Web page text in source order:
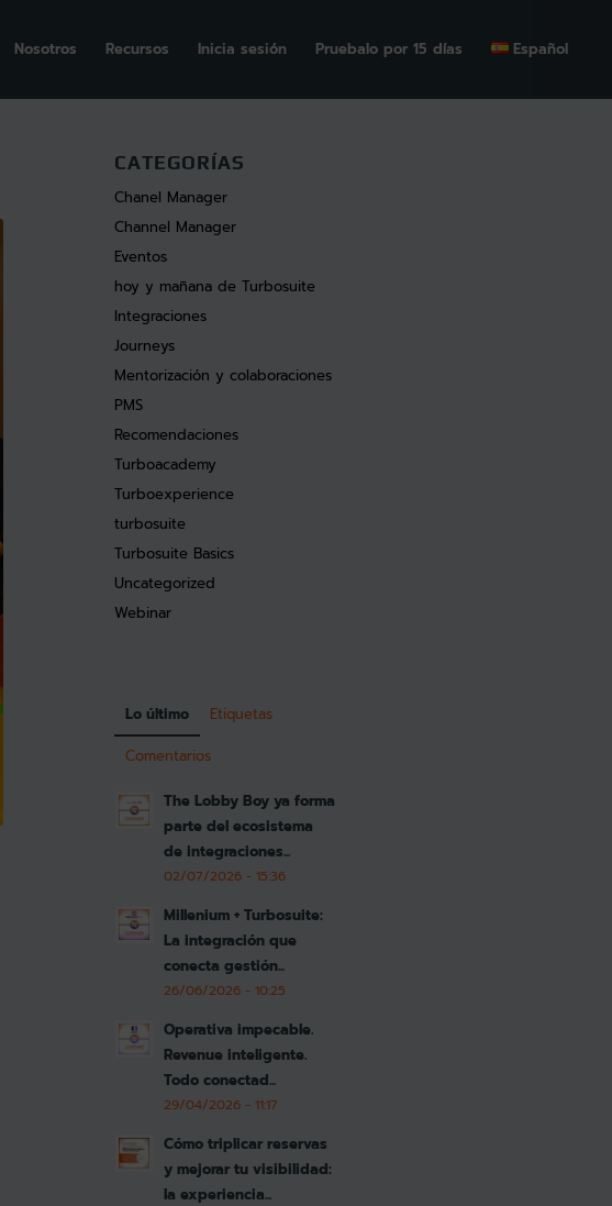
Nosotros Recursos Inicia sesión Pruebalo por 15 días Español
CATEGORÍAS
Chanel Manager
Channel Manager
Eventos
hoy y mañana de Turbosuite
Integraciones
Journeys
Mentorización y colaboraciones
PMS
Recomendaciones
Turboacademy
Turboexperience
turbosuite
Turbosuite Basics
Uncategorized
Webinar
Lo último
Etiquetas
Comentarios
The Lobby Boy ya forma
parte del ecosistema
de integraciones...
02/07/2026 - 15:36
Millenium + Turbosuite:
La integración que
conecta gestión...
26/06/2026 - 10:25
Operativa impecable.
Revenue inteligente.
Todo conectad...
29/04/2026 - 11:17
Cómo triplicar reservas
y mejorar tu visibilidad:
la experiencia...